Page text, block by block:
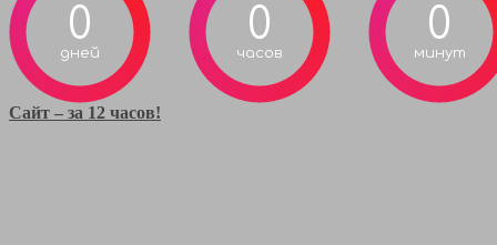
0
дней
0
часов
0
минут
Сайт – за 12 часов!